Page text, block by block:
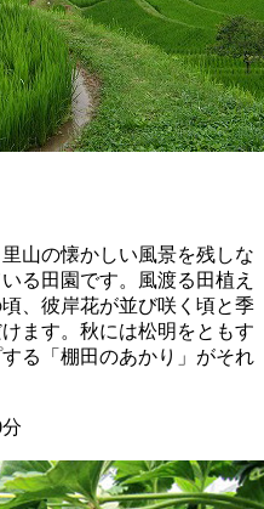
山の懐かしい風景を残しな
る田園です。風渡る田植え
、彼岸花が並び咲く頃と季
ます。秋には松明をともす
る「棚田のあかり」がそれ